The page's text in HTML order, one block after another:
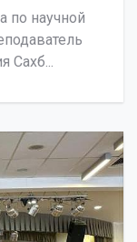
по научной